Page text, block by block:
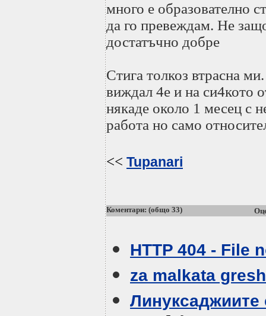
много е образователно
да го превеждам. Не
достатъчно добре
Стига толкоз втрасна
виждал 4е и на си4кото
някаде около 1 месец с
работа но само
<< Tupanari
Коментари: (общо 33)
HTTP 404 - File
za malkata
Линуксаджиите